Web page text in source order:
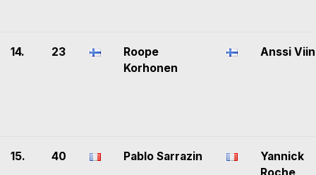
14. 23
Roope
Korhonen
Anssi
15. 40 Pablo Sarrazin
Yannick